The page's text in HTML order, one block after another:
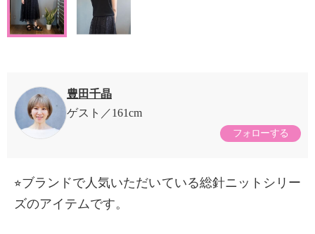
豊田千晶
ゲスト
161cm
フォローする
⭐︎ブランドで人気いただいている総針ニットシリー
ズのアイテムです。